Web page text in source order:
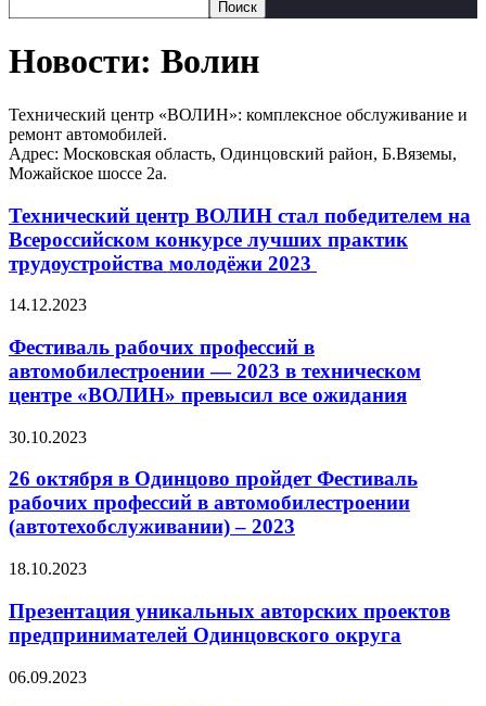
Новости: Волин
Технический центр «ВОЛИН»: комплексное обслуживание и
ремонт автомобилей.
Адрес: Московская область, Одинцовский район, Б.Вяземы,
Можайское шоссе 2а.
Технический центр ВОЛИН стал победителем на
Всероссийском конкурсе лучших практик
трудоустройства молодёжи 2023
14.12.2023
Фестиваль рабочих профессий в
автомобилестроении — 2023 в техническом
центре «ВОЛИН» превысил все ожидания
30.10.2023
26 октября в Одинцово пройдет Фестиваль
рабочих профессий в автомобилестроении
(автотехобслуживании) – 2023
18.10.2023
Презентация уникальных авторских проектов
предпринимателей Одинцовского округа
06.09.2023